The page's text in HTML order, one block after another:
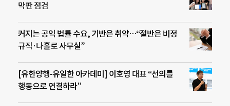
막판 점검
커지는 공익 법률 수요, 기반은 취약…“절반은 비정
규직·나홀로 사무실”
[유한양행-유일한 아카데미] 이호영 대표 “선의를
행동으로 연결하라”